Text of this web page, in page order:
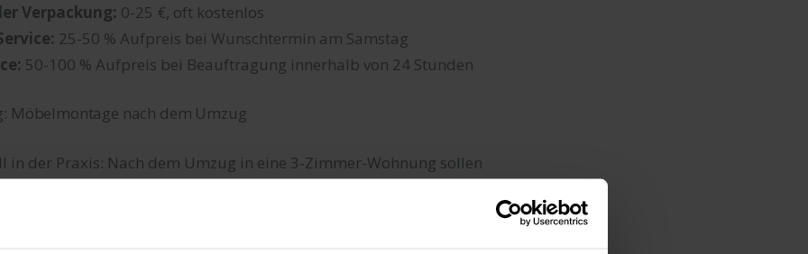
Verpackung: 0-25 €, oft kostenlos
25-50 % Aufpreis bei Wunschtermin am Samstag
50-100 % Aufpreis bei Beauftragung innerhalb von 24 Stunden
Möbelmontage nach dem Umzug
in der Praxis: Nach dem Umzug in eine 3-Zimmer-Wohnung sollen